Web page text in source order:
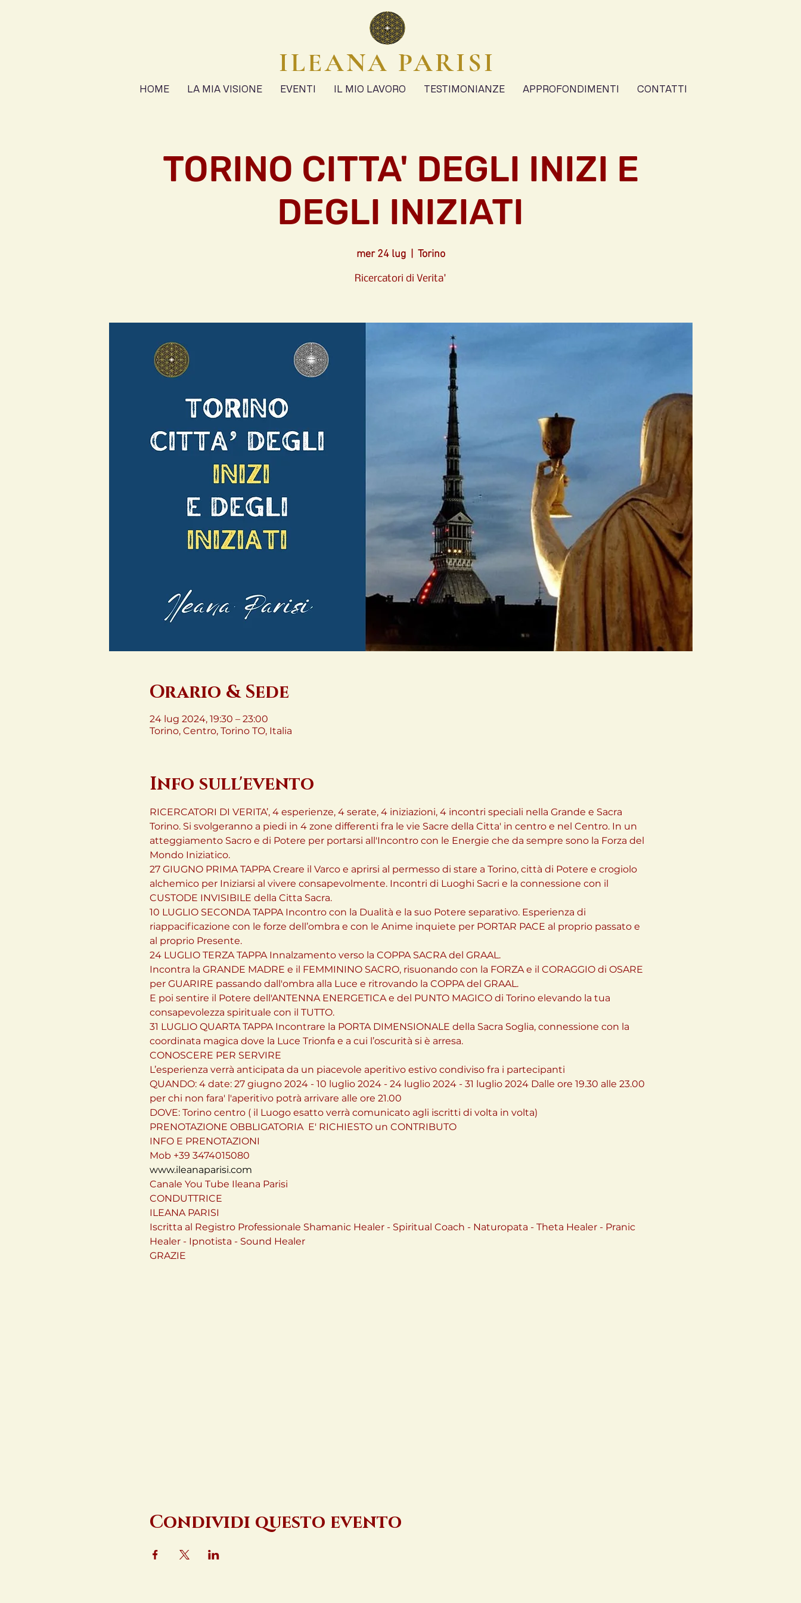
ILEANA PARISI
HOME LA MIA VISIONE EVENTI IL MIO LAVORO TESTIMONIANZE APPROFONDIMENTI CONTATTI
TORINO CITTA' DEGLI INIZI E
DEGLI INIZIATI
mer 24 lug
  |
Torino
Ricercatori di Verita'
Orario & Sede
24 lug 2024, 19:30 – 23:00
Torino, Centro, Torino TO, Italia
Info sull'evento
RICERCATORI DI VERITA’, 4 esperienze, 4 serate, 4 iniziazioni, 4 incontri speciali nella Grande e Sacra
Torino. Si svolgeranno a piedi in 4 zone differenti fra le vie Sacre della Citta' in centro e nel Centro. In un
atteggiamento Sacro e di Potere per portarsi all'Incontro con le Energie che da sempre sono la Forza del
Mondo Iniziatico.
27 GIUGNO PRIMA TAPPA Creare il Varco e aprirsi al permesso di stare a Torino, città di Potere e crogiolo
alchemico per Iniziarsi al vivere consapevolmente. Incontri di Luoghi Sacri e la connessione con il
CUSTODE INVISIBILE della Citta Sacra.
10 LUGLIO SECONDA TAPPA Incontro con la Dualità e la suo Potere separativo. Esperienza di
riappacificazione con le forze dell’ombra e con le Anime inquiete per PORTAR PACE al proprio passato e
al proprio Presente.
24 LUGLIO TERZA TAPPA Innalzamento verso la COPPA SACRA del GRAAL.
Incontra la GRANDE MADRE e il FEMMININO SACRO, risuonando con la FORZA e il CORAGGIO di OSARE
per GUARIRE passando dall'ombra alla Luce e ritrovando la COPPA del GRAAL.
E poi sentire il Potere dell'ANTENNA ENERGETICA e del PUNTO MAGICO di Torino elevando la tua
consapevolezza spirituale con il TUTTO.
31 LUGLIO QUARTA TAPPA Incontrare la PORTA DIMENSIONALE della Sacra Soglia, connessione con la
coordinata magica dove la Luce Trionfa e a cui l’oscurità si è arresa.
CONOSCERE PER SERVIRE
L’esperienza verrà anticipata da un piacevole aperitivo estivo condiviso fra i partecipanti
QUANDO: 4 date: 27 giugno 2024 - 10 luglio 2024 - 24 luglio 2024 - 31 luglio 2024 Dalle ore 19.30 alle 23.00
per chi non fara' l'aperitivo potrà arrivare alle ore 21.00
DOVE: Torino centro ( il Luogo esatto verrà comunicato agli iscritti di volta in volta)
PRENOTAZIONE OBBLIGATORIA  E' RICHIESTO un CONTRIBUTO
INFO E PRENOTAZIONI
Mob +39 3474015080
www.ileanaparisi.com
Canale You Tube Ileana Parisi
CONDUTTRICE
ILEANA PARISI
Iscritta al Registro Professionale Shamanic Healer - Spiritual Coach - Naturopata - Theta Healer - Pranic
Healer - Ipnotista - Sound Healer
GRAZIE
Condividi questo evento